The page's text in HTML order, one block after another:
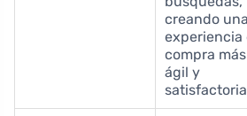
creando una
experiencia
compra más
ágil y